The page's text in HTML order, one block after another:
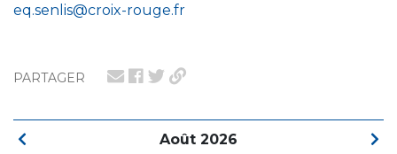
PARTAGER
Août 2026
eq.senlis@croix-rouge.fr